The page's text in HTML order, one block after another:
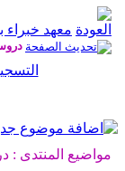
معهد خبراء
مواضيع المنتدى :